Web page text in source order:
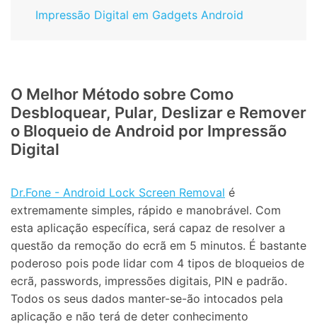
Impressão Digital em Gadgets Android
O Melhor Método sobre Como
Desbloquear, Pular, Deslizar e Remover
o Bloqueio de Android por Impressão
Digital
Dr.Fone - Android Lock Screen Removal é
extremamente simples, rápido e manobrável. Com
esta aplicação específica, será capaz de resolver a
questão da remoção do ecrã em 5 minutos. É bastante
poderoso pois pode lidar com 4 tipos de bloqueios de
ecrã, passwords, impressões digitais, PIN e padrão.
Todos os seus dados manter-se-ão intocados pela
aplicação e não terá de deter conhecimento